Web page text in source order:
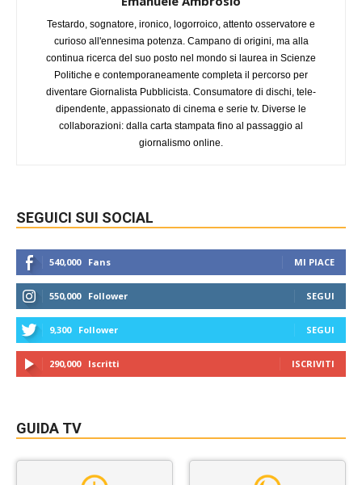
Testardo, sognatore, ironico, logorroico, attento osservatore e
curioso all'ennesima potenza. Campano di origini, ma alla
continua ricerca del suo posto nel mondo si laurea in Scienze
Politiche e contemporaneamente completa il percorso per
diventare Giornalista Pubblicista. Consumatore di dischi, tele-
dipendente, appassionato di cinema e serie tv. Diverse le
collaborazioni: dalla carta stampata fino al passaggio al
giornalismo online.
SEGUICI SUI SOCIAL
540,000 Fans MI PIACE
550,000 Follower SEGUI
9,300 Follower SEGUI
290,000 Iscritti ISCRIVITI
GUIDA TV